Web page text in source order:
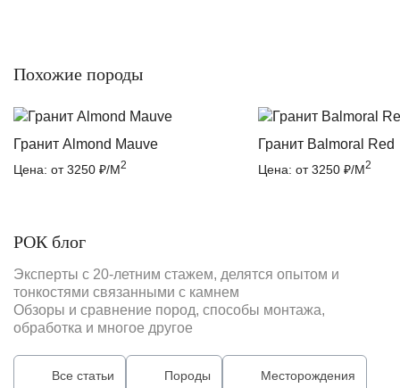
Похожие породы
Гранит Almond Mauve
Цена: от 3250 ₽/М2
Гранит Balmoral Red
Цена: от 3250 ₽/М2
РОК блог
Эксперты с 20-летним стажем, делятся опытом и
тонкостями связанными с камнем
Обзоры и сравнение пород, способы монтажа,
обработка и многое другое
Все статьи Породы Месторождения